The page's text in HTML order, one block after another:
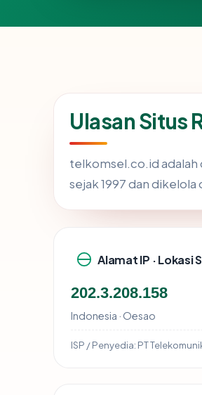
Ulasan Situs
telkomsel.co.id adalah
sejak 1997 dan
Alamat IP · Lokasi
202.3.208.158
Indonesia · Oesao
ISP / Penyedia: PT